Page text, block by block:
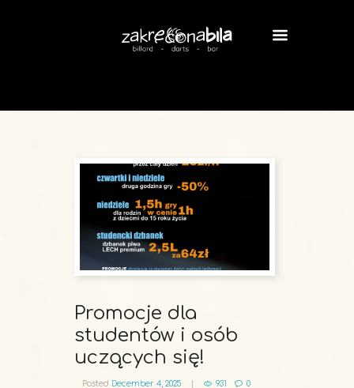
Promocje dla
studentów i osób
uczących się!
Posted December 4, 2025 931
0